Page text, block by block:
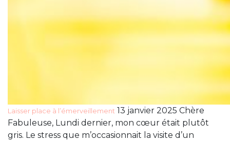
Laisser place à l’émerveillement 13 janvier 2025 Chère
Fabuleuse, Lundi dernier, mon cœur était plutôt
gris. Le stress que m’occasionnait la visite d’un